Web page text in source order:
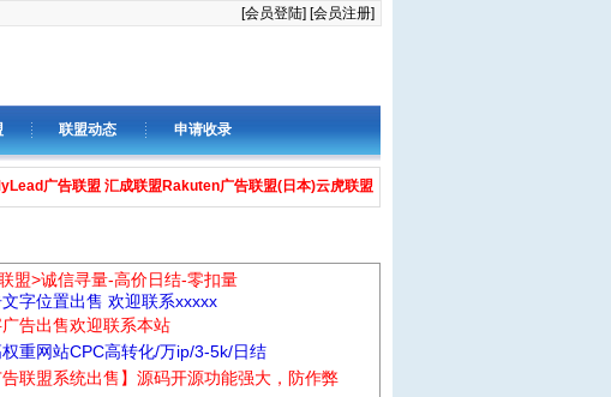
[会员登陆] [会员注册]
联盟动态 申请收录
广告联盟 汇成联盟 Rakuten广告联盟(日本)云虎联盟
盟>诚信寻量-高价日结-零扣量
文字位置出售 欢迎联系xxxxx
告出售欢迎联系本站
重网站CPC高转化/万ip/3-5k/日结
告联盟系统出售】源码开源功能强大，防作弊